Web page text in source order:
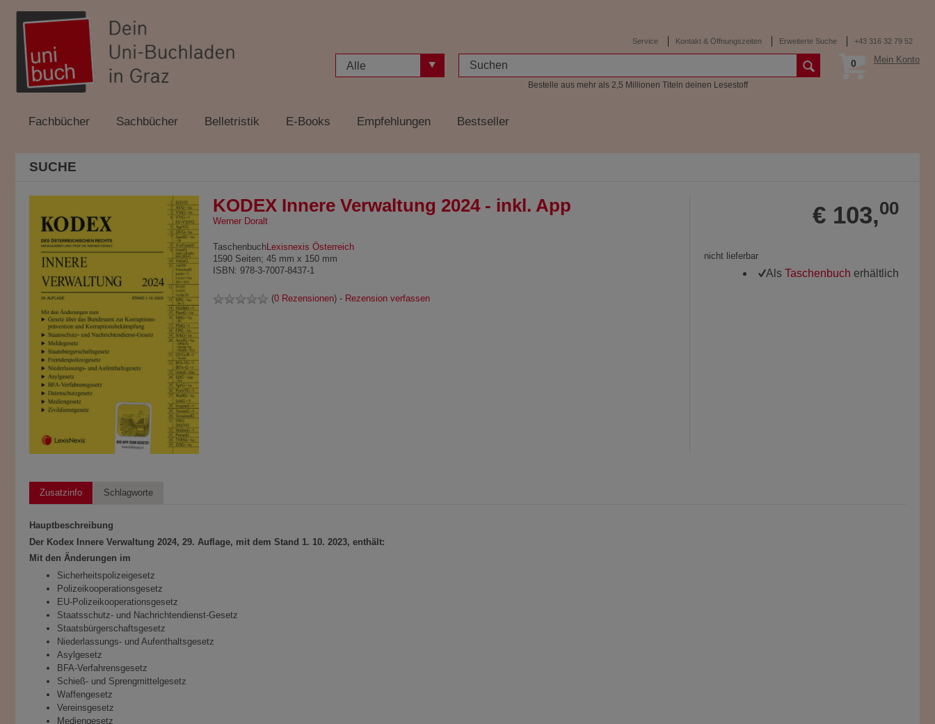
Service Kontakt & Öffnungszeiten Erweiterte Suche +43 316 32 79 52
Alle 0 Mein Konto
Bestelle aus mehr als 2,5 Millionen Titeln deinen Lesestoff
Fachbücher Sachbücher Belletristik E-Books Empfehlungen Bestseller
SUCHE
KODEX Innere Verwaltung 2024 - inkl. App
Werner Doralt
TaschenbuchLexisnexis Österreich
1590 Seiten; 45 mm x 150 mm
ISBN: 978-3-7007-8437-1
(0 Rezensionen) - Rezension verfassen
€ 103,00
nicht lieferbar
Als Taschenbuch erhältlich
Zusatzinfo Schlagworte
Hauptbeschreibung
Der Kodex Innere Verwaltung 2024, 29. Auflage, mit dem Stand 1. 10. 2023, enthält:
Mit den Änderungen im
Sicherheitspolizeigesetz
Polizeikooperationsgesetz
EU-Polizeikooperationsgesetz
Staatsschutz- und Nachrichtendienst-Gesetz
Staatsbürgerschaftsgesetz
Niederlassungs- und Aufenthaltsgesetz
Asylgesetz
BFA-Verfahrensgesetz
Schieß- und Sprengmittelgesetz
Waffengesetz
Vereinsgesetz
Mediengesetz